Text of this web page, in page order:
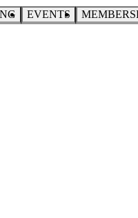
EVENTS